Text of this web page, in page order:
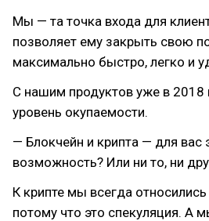
Мы — та точка входа для
позволяет ему закрыть свою
максимально быстро, легко и
С нашим продуктов уже в
уровень окупаемости.
— Блокчейн и крипта — для вас
возможность? Или ни то, ни
К крипте мы всегда относились
потому что это спекуляция. А